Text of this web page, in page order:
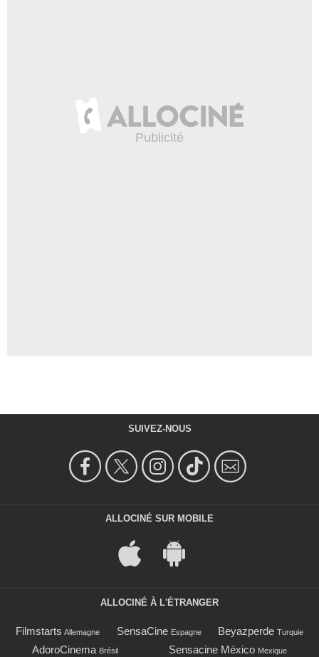
SUIVEZ-NOUS
ALLOCINÉ SUR MOBILE
ALLOCINÉ À L'ÉTRANGER
Filmstarts Allemagne SensaCine Espagne Beyazperde Turquie
AdoroCinema Brésil Sensacine México Mexique